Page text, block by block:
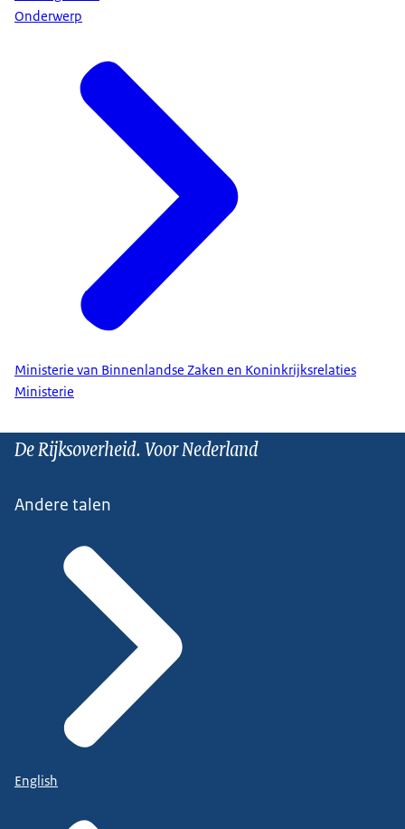
Onderwerp
Ministerie van Binnenlandse Zaken en Koninkrijksrelaties
Ministerie
De Rijksoverheid. Voor Nederland
Andere talen
English